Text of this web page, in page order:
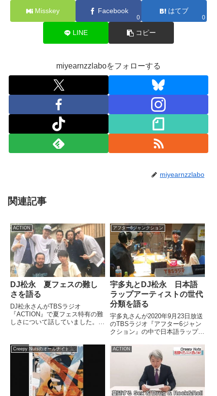
Misskey Facebook
0
はてブ
0
LINE コピー
miyearnzzlaboをフォローする
miyearnzzlabo
関連記事
ACTION
DJ松永 夏フェスの難し
さを語る
DJ松永さんがTBSラジオ
『ACTION』で夏フェス特有の難
しさについて話していました。
スで気をつけたいこと。（幸坂理
加）夏フェス。（DJ松永）もう8
月に入ります。夏フェス時期で
アフター6ジャンクション
宇多丸とDJ松永 日本語
ラップアーティストの世代
分類を語る
宇多丸さんが2020年9月23日放送
のTBSラジオ『アフター6ジャン
クション』の中で日本語ラップの
代」のように世代ごとに分類して
いました。早速お邪魔して…
#action954 #utamaru pic.twitt...
Creepy Nutsのオールナイトニッポン0 ACTION